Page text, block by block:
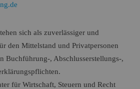
sich als zuverlässiger und
den Mittelstand und Privatpersonen
Buchführung-, Abschlusserstellungs-,
für Wirtschaft, Steuern und Recht